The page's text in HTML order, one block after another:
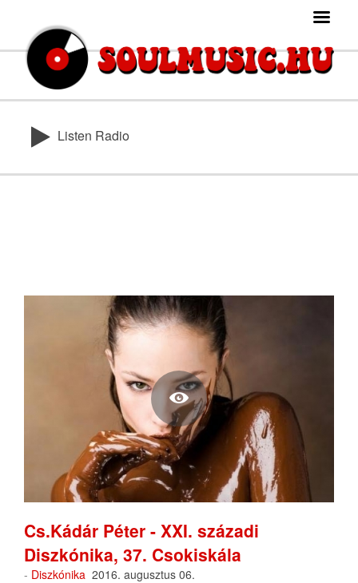
Listen Radio
Cs.Kádár Péter - XXI. századi
Diszkónika, 37. Csokiskála
- Diszkónika 2016. augusztus 06.